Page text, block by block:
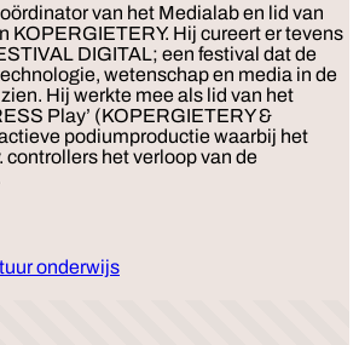
van het Medialab en lid van
KOPERGIETERY. Hij cureert er tevens
DIGITAL; een festival dat de
wetenschap en media in de
Hij werkte mee als lid van het
Play’ (KOPERGIETERY &
podiumproductie waarbij het
controllers het verloop van de
onderwijs